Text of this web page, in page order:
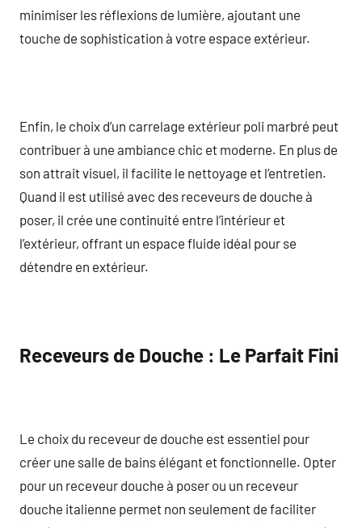
minimiser les réflexions de lumière, ajoutant une
touche de sophistication à votre espace extérieur.
Enfin, le choix d’un carrelage extérieur poli marbré peut
contribuer à une ambiance chic et moderne. En plus de
son attrait visuel, il facilite le nettoyage et l’entretien.
Quand il est utilisé avec des receveurs de douche à
poser, il crée une continuité entre l’intérieur et
l’extérieur, offrant un espace fluide idéal pour se
détendre en extérieur.
Receveurs de Douche : Le Parfait Fini
Le choix du receveur de douche est essentiel pour
créer une salle de bains élégant et fonctionnelle. Opter
pour un receveur douche à poser ou un receveur
douche italienne permet non seulement de faciliter